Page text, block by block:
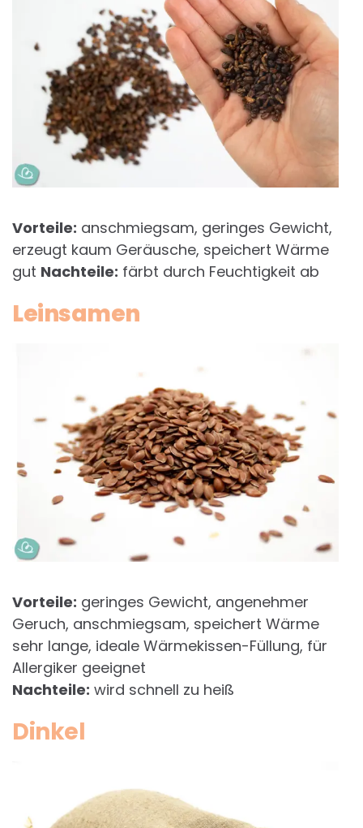
Vorteile: anschmiegsam, geringes Gewicht,
erzeugt kaum Geräusche, speichert Wärme
gut Nachteile: färbt durch Feuchtigkeit ab
Leinsamen
Vorteile: geringes Gewicht, angenehmer
Geruch, anschmiegsam, speichert Wärme
sehr lange, ideale Wärmekissen-Füllung, für
Allergiker geeignet
Nachteile: wird schnell zu heiß
Dinkel